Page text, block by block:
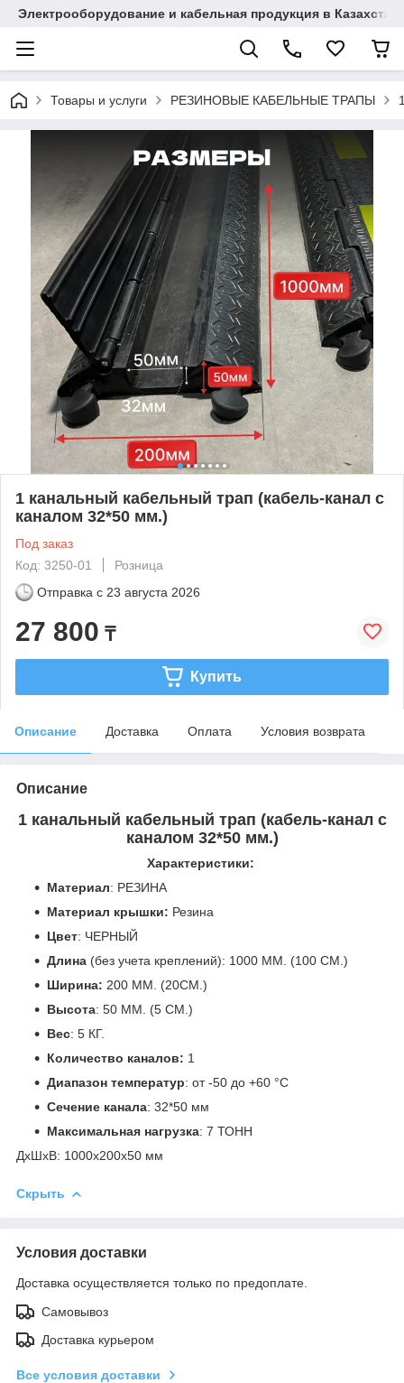
Электрооборудование и кабельная продукция в
Товары и услуги РЕЗИНОВЫЕ КАБЕЛЬНЫЕ ТРАПЫ
1 канальный кабельный трап (кабель-канал с
каналом 32*50 мм.)
Под заказ
Код: 3250-01
Розница
Отправка с 23 августа 2026
27 800 ₸
Купить
Описание Доставка Оплата Условия возврата
Описание
1 канальный кабельный трап (кабель-канал с
каналом 32*50 мм.)
Характеристики:
Материал: РЕЗ ИНА
Материал крышки: Резина
Цвет: ЧЕРНЫЙ
Длина (без учета креплений): 1000 ММ. (100 СМ.)
Ширина: 200 ММ. (20СМ.)
Высота: 50 ММ. (5 СМ.)
Вес: 5 КГ.
Количество каналов: 1
Диапазон температур: от -50 до +6 0 °C
Сечение канала: 32*50 мм
Максимальная нагрузка: 7 Т ОНН
ДxШxВ: 1000x200x50 мм
Скрыть
Условия доставки
Доставка осуществляется только по предоплате.
Самовывоз
Доставка курьером
Все условия доставки